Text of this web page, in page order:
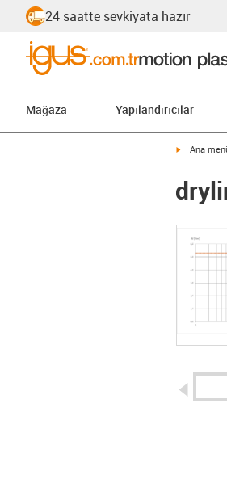
24 saatte sevkiyata hazır
Mağaza Yapılandırıcılar
igus-icon-
Ana